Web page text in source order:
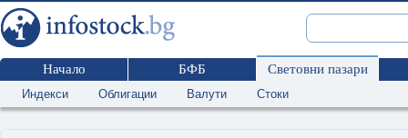
Начало БФБ Световни пазари
Индекси Облигации Валути Стоки